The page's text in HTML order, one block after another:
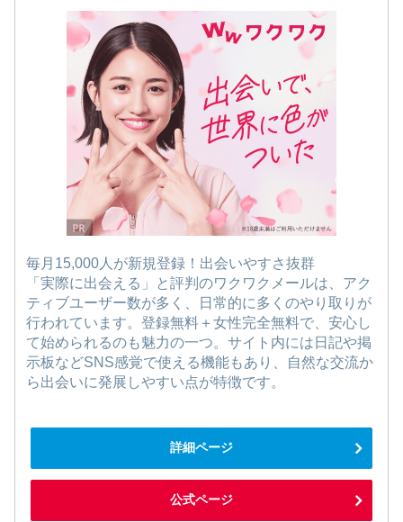
毎月15,000人が新規登録！出会いやすさ抜群
「実際に出会える」と評判のワクワクメールは、アク
ティブユーザー数が多く、日常的に多くのやり取りが
行われています。登録無料＋女性完全無料で、安心し
て始められるのも魅力の一つ。サイト内には日記や掲
示板などSNS感覚で使える機能もあり、自然な交流か
ら出会いに発展しやすい点が特徴です。
詳細ページ
公式ページ